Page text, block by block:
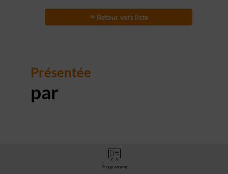
Retour vers liste
Présentée
par
Programme